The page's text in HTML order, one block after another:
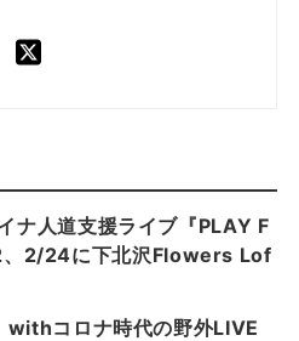
ナ人道支援ライブ『PLAY F
、2/24に下北沢Flowers Lof
withコロナ時代の野外LIVE